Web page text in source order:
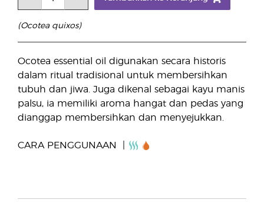
(Ocotea quixos)
Ocotea essential oil digunakan secara historis
dalam ritual tradisional untuk membersihkan
tubuh dan jiwa. Juga dikenal sebagai kayu manis
palsu, ia memiliki aroma hangat dan pedas yang
dianggap membersihkan dan menyejukkan.
CARA PENGGUNAAN